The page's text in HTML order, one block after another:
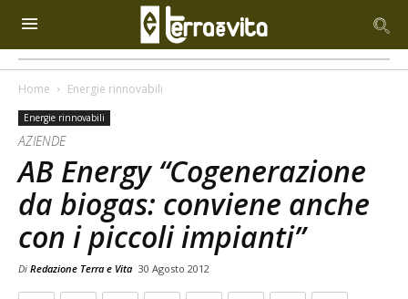
Home Energie rinnovabili
Energie rinnovabili
AZIENDE
AB Energy “Cogenerazione
da biogas: conviene anche
con i piccoli impianti”
Di Redazione Terra e Vita 30 Agosto 2012